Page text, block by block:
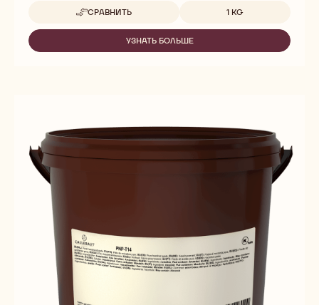
СРАВНИТЬ
-
PURE
PISTACHIO
PASTE
Доступные размеры
1 KG
УЗНАТЬ БОЛЬШЕ
-